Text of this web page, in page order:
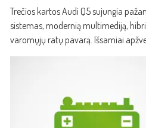
nauju
technologijomis
Trečios kartos Audi Q5 sujungia
sistemas, modernią multimediją,
varomųjų ratų pavarą. Išsamiai